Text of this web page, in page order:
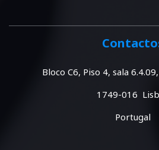
Bloco C6, Piso 4, sala
1749-016
Portugal